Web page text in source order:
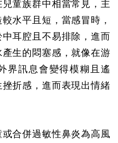
童族群中相當常見，主
水平且短，當感冒時，
耳腔且不易排除，進而
生的悶塞感，就像在游
界訊息會變得模糊且遙
折感，進而表現出情緒
合併過敏性鼻炎為高風